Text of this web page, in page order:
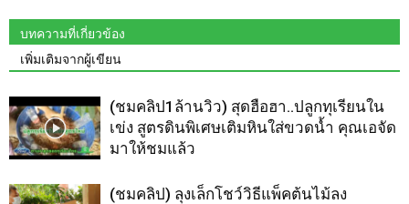
บทความที่เกี่ยวข้อง
เพิ่มเติมจากผู้เขียน
(ชมคลิป1ล้านวิว) สุดฮือฮา..ปลูกทุเรียนใน
เข่ง สูตรดินพิเศษเติมหินใส่ขวดน้ำ คุณเอจัด
มาให้ชมแล้ว
(ชมคลิป) ลุงเล็กโชว์วิธีแพ็คต้นไม้ลง